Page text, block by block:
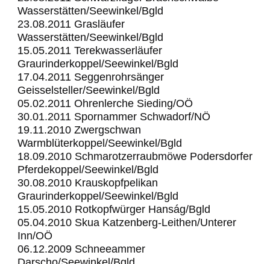
Wasserstätten/Seewinkel/Bgld
23.08.2011 Grasläufer
Wasserstätten/Seewinkel/Bgld
15.05.2011 Terekwasserläufer
Graurinderkoppel/Seewinkel/Bgld
17.04.2011 Seggenrohrsänger
Geisselsteller/Seewinkel/Bgld
05.02.2011 Ohrenlerche Sieding/OÖ
30.01.2011 Spornammer Schwadorf/NÖ
19.11.2010 Zwergschwan
Warmblüterkoppel/Seewinkel/Bgld
18.09.2010 Schmarotzerraubmöwe Podersdorfer
Pferdekoppel/Seewinkel/Bgld
30.08.2010 Krauskopfpelikan
Graurinderkoppel/Seewinkel/Bgld
15.05.2010 Rotkopfwürger Hanság/Bgld
05.04.2010 Skua Katzenberg-Leithen/Unterer
Inn/OÖ
06.12.2009 Schneeammer